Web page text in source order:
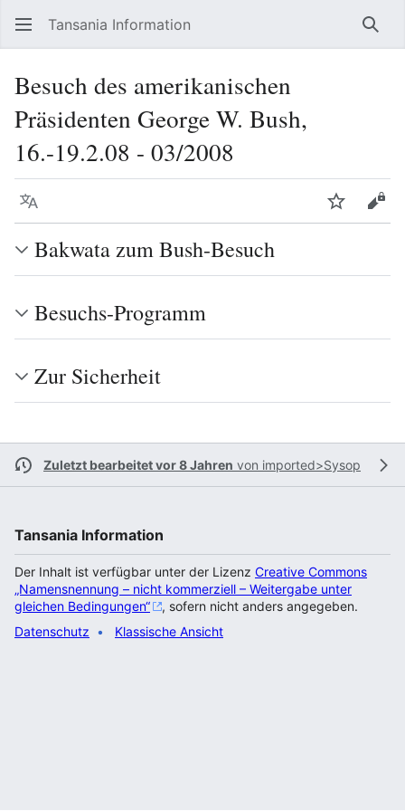
Tansania Information
Besuch des amerikanischen
Präsidenten George W. Bush,
16.-19.2.08 - 03/2008
Sprache
Bakwata zum Bush-Besuch
Besuchs-Programm
Zur Sicherheit
Zuletzt bearbeitet vor 8 Jahren von imported>Sysop
Tansania Information
Der Inhalt ist verfügbar unter der Lizenz Creative Commons
„Namensnennung – nicht kommerziell – Weitergabe unter
gleichen Bedingungen“
, sofern nicht anders angegeben.
Datenschutz
Klassische Ansicht